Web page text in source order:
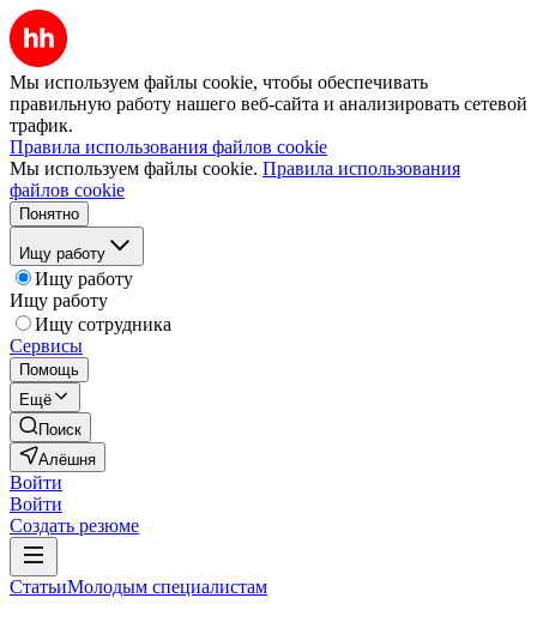
Мы используем файлы cookie, чтобы обеспечивать
правильную работу нашего веб-сайта и анализировать сетевой
трафик.
Правила использования файлов cookie
Мы используем файлы cookie. Правила использования
файлов cookie
Понятно
Ищу работу
Ищу работу
Ищу работу
Ищу сотрудника
Сервисы
Помощь
Ещё
Поиск
Алёшня
Войти
Войти
Создать резюме
СтатьиМолодым специалистам